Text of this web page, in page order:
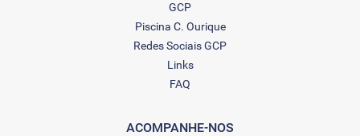
GCP
Piscina C. Ourique
Redes Sociais GCP
Links
FAQ
ACOMPANHE-NOS